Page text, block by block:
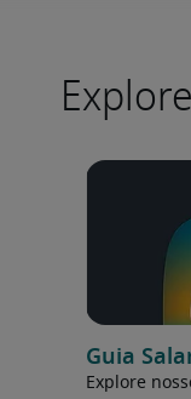
Guia
Explore